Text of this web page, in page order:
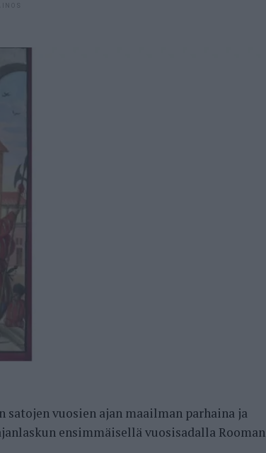
vuosien ajan maailman parhaina ja
ensimmäisellä vuosisadalla Rooman